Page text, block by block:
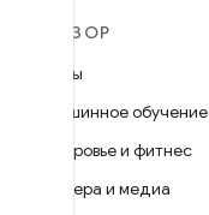
ОБЗОР
Игры
Машинное обучение
Здоровье и фитнес
Камера и медиа